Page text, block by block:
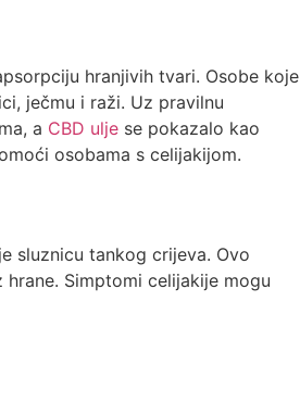
hranjivih tvari. Osobe koje
ječmu i raži. Uz pravilnu
a CBD ulje se pokazalo kao
osobama s celijakijom.
sluznicu tankog crijeva. Ovo
Simptomi celijakije mogu